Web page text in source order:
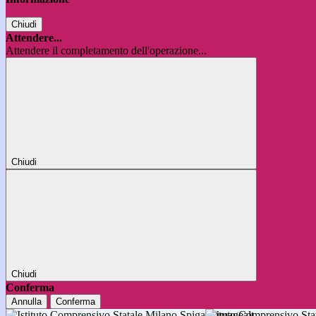
Chiudi
Attendere...
Attendere il completamento dell'operazione...
Chiudi
Chiudi
Conferma
Annulla Conferma